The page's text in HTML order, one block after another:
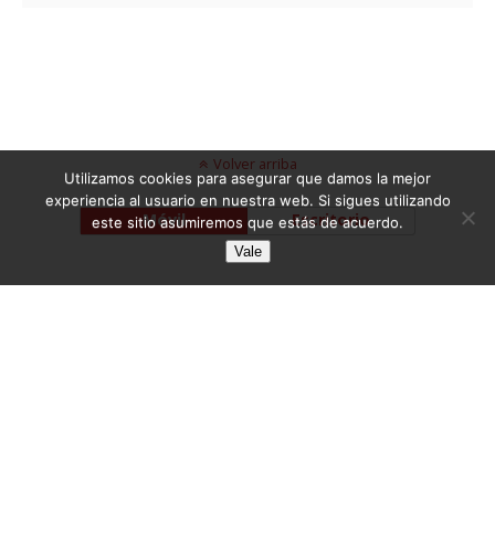
Volver arriba
Móvil Escritorio
Utilizamos cookies para asegurar que damos la mejor
experiencia al usuario en nuestra web. Si sigues utilizando
este sitio asumiremos que estás de acuerdo.
Vale